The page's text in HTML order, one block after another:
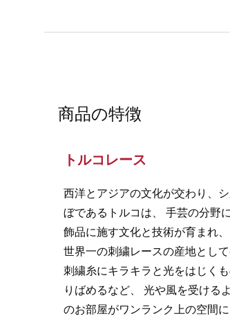
商品の特徴
トルコレース
西洋とアジアの文化が交わり、
ぼであるトルコは、 手芸の分野
飾品に施す文化と技術が育まれ
世界一の刺繍レースの産地として
刺繍糸にキラキラと光をはじく
りばめるなど、 光や風を受ける
のお部屋がワンランク上の空間